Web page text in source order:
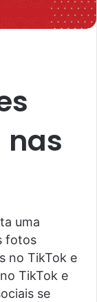
nas
uma
fotos
no TikTok e
TikTok e
se